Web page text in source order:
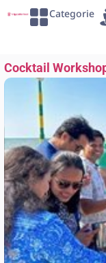
Categorie
Cocktail